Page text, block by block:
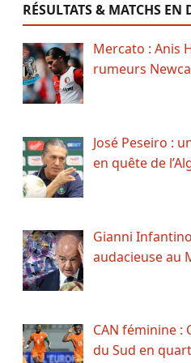
RÉSULTATS & MATCHS EN
Mercato : Anis
rumeurs
José Peseiro :
en quête de
Gianni
audacieuse au
CAN féminine :
du Sud en